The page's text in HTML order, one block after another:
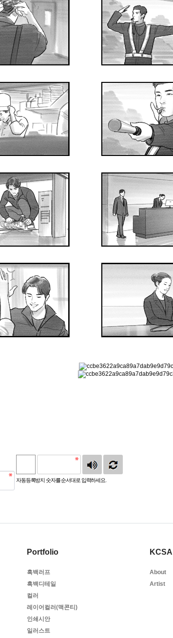
자동등록방지 숫자를 순서대로 입력하세요.
Portfolio
흑백러프
흑백디테일
컬러
레이어컬러(맥콘티)
인쇄시안
일러스트
KCSA
About
Artist